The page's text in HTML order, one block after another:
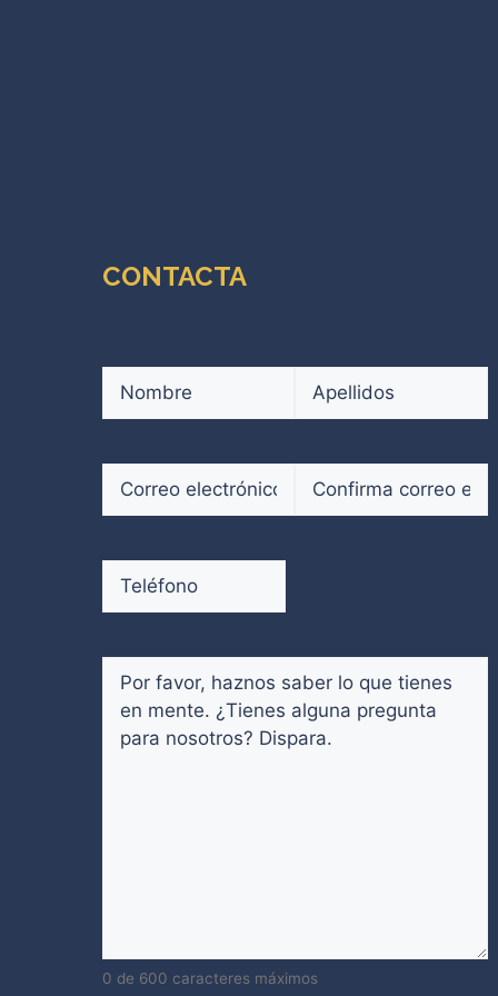
CONTACTA
Nombre
Correo
electrónico
(Obligatorio)
un
email
Teléfono
Comentarios (Obligatorio)
0 de 600 caracteres máximos